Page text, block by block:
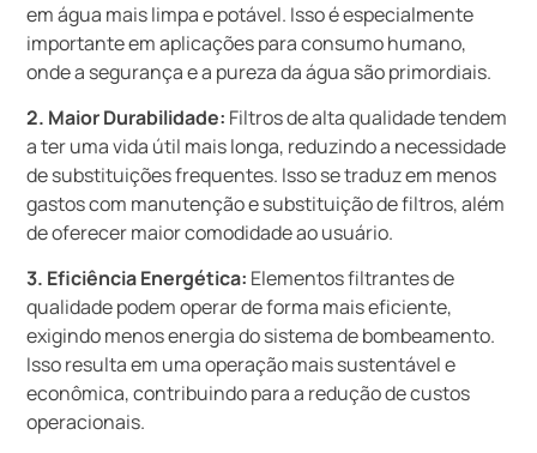
em água mais limpa e potável. Isso é especialmente
importante em aplicações para consumo humano,
onde a segurança e a pureza da água são primordiais.
2. Maior Durabilidade: Filtros de alta qualidade tendem
a ter uma vida útil mais longa, reduzindo a necessidade
de substituições frequentes. Isso se traduz em menos
gastos com manutenção e substituição de filtros, além
de oferecer maior comodidade ao usuário.
3. Eficiência Energética: Elementos filtrantes de
qualidade podem operar de forma mais eficiente,
exigindo menos energia do sistema de bombeamento.
Isso resulta em uma operação mais sustentável e
econômica, contribuindo para a redução de custos
operacionais.